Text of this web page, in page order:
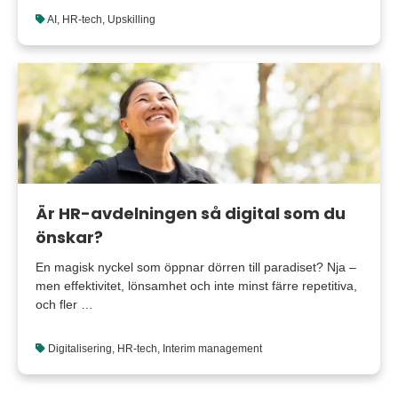
AI , HR-tech, Upskilling
Är HR-avdelningen så digital som du
önskar?
En magisk nyckel som öppnar dörren till paradiset? Nja –
men effektivitet, lönsamhet och inte minst färre repetitiva,
och fler …
Digitalisering, HR-tech, Interim management